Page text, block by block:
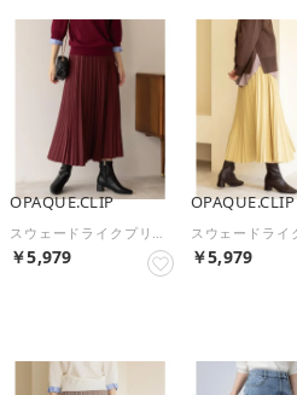
OPAQUE.CLIP
￥5,979
OPAQUE.CLIP
￥5,979